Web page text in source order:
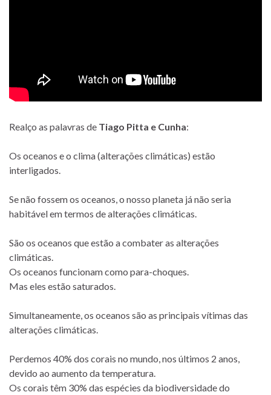
Realço as palavras de Tiago Pitta e Cunha:
Os oceanos e o clima (alterações climáticas) estão
interligados.
Se não fossem os oceanos, o nosso planeta já não seria
habitável em termos de alterações climáticas.
São os oceanos que estão a combater as alterações
climáticas.
Os oceanos funcionam como para-choques.
Mas eles estão saturados.
Simultaneamente, os oceanos são as principais vítimas das
alterações climáticas.
Perdemos 40% dos corais no mundo, nos últimos 2 anos,
devido ao aumento da temperatura.
Os corais têm 30% das espécies da biodiversidade do